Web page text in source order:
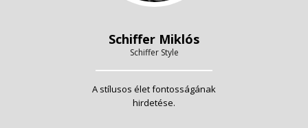
Schiffer Miklós
Schiffer Style
A stílusos élet fontosságának
hirdetése.